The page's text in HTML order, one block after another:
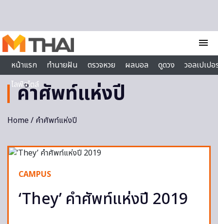
menu
หน้าแรก
ทำนายฝัน ตรวจหวย ผลบอล ดูดวง
วอลเปเป
ไลฟ์สไตล์
คำศัพท์แห่งปี
Home/ คำศัพท์แห่งปี
CAMPUS
‘They’ คำศัพท์แห่งปี 2019